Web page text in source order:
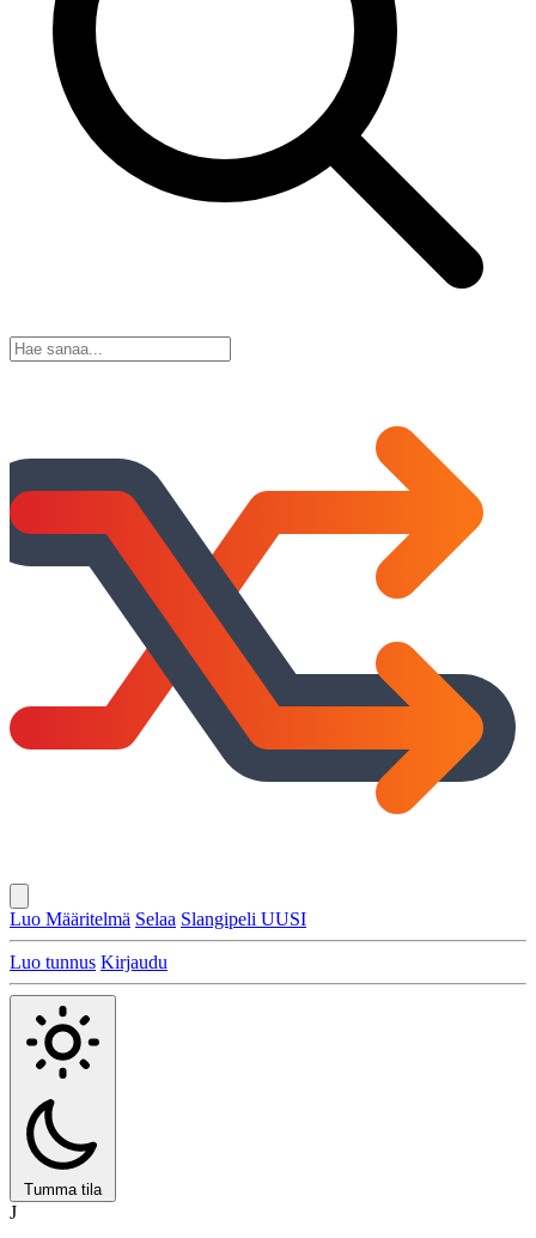
Luo Määritelmä Selaa Slangipeli UUSI
Luo tunnus Kirjaudu
Tumma tila
J